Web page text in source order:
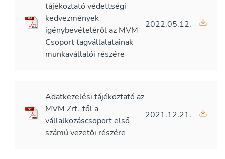
tájékoztató védettségi
kedvezmények
igénybevételéről az MVM
Csoport tagvállalatainak
munkavállalói részére
2022.05.12.
Adatkezelési tájékoztató az
MVM Zrt.-től a
vállalkozáscsoport első
számú vezetői részére
2021.12.21.